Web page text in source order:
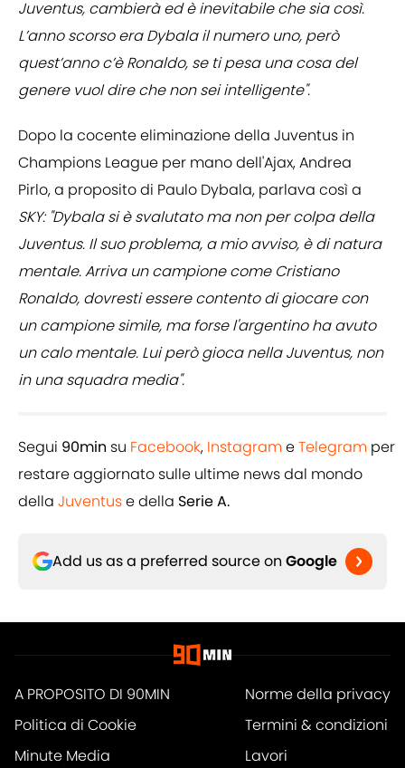
Juventus, cambierà ed è inevitabile che sia così.
L’anno scorso era Dybala il numero uno, però
quest’anno c’è Ronaldo, se ti pesa una cosa del
genere vuol dire che non sei intelligente".
Dopo la cocente eliminazione della Juventus in
Champions League per mano dell'Ajax, Andrea
Pirlo, a proposito di Paulo Dybala, parlava così a
SKY: "Dybala si è svalutato ma non per colpa della
Juventus. Il suo problema, a mio avviso, è di natura
mentale. Arriva un campione come Cristiano
Ronaldo, dovresti essere contento di giocare con
un campione simile, ma forse l'argentino ha avuto
un calo mentale. Lui però gioca nella Juventus, non
in una squadra media".
Segui 90min su Facebook, InstagrameTelegram per
restare aggiornato sulle ultime news dal mondo
della Juventuse della Serie A.
Add us as a preferred source on Google
A PROPOSITO DI 90MIN
Norme della privacy
Politica di Cookie
Termini & condizioni
Minute Media
Lavori